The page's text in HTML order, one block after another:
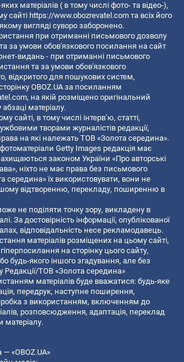
матеріалів ( в тому числі фото- та відео-),
сайті https://www.obozrevatel.com та всіх його
вигляді суворо заборонено.
при отриманні письмового дозволу
за умови обов'язкового посилання на сайт
видань - при отриманні письмового
та за умови обов'язкового
відкритого для пошукових систем,
OBOZ.UA за посиланням
, на якій розміщено оригінальний
матеріалу.
сайті, в тому числі інтерв’ю, статті,
творами журналістів редакції,
на які належать ТОВ «Золота середина».
фотоматеріали Getty Images редакція має
законом України «Про авторські
ніхто не має права без письмового
середина» їх використовувати, вони не
відтворенню, перекладу, поширенню в
не поділяти точку зору, викладену в
За достовірність інформації, опублікованої
відповідальність несе рекламодавець.
матеріалів розміщених на цьому сайті,
на сторінку цього сайту,
будь-якого іншого згадування, але без
Редакції/ТОВ «Золота середина»
матеріалів буде вважатися: будь-яке
передрук, наступне поширення,
з використанням, включенням до
розповсюдження, адаптація, переклад
матеріалу.
«OBOZ.UA»